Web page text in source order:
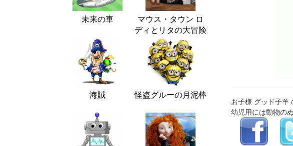
未来の車
マウス・タウン ロ
ディとリタの大冒険
海賊 怪盗グルーの月泥棒
お子様 グッド子羊
幼児用には動物の